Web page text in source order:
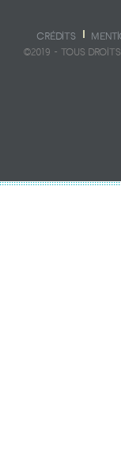
CRÉDITS
©2019 - TOUS